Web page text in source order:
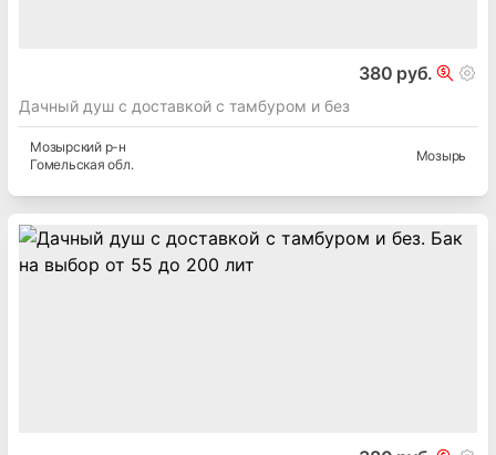
380 руб.
Дачный душ с доставкой с тамбуром и без
Мозырскийр-н
Гомельская обл.
Мозырь